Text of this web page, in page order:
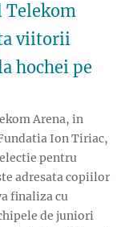
Telekom
viitorii
hochei pe
Arena, in
Ion Tiriac,
pentru
adresata copiilor
finaliza cu
de juniori